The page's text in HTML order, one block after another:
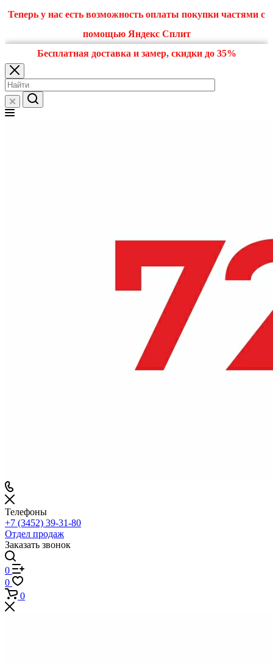
Теперь у нас есть возможность оплаты покупки частями с
помощью Яндекс Сплит
Бесплатная доставка и замер, скидки до 35%
Телефоны
+7 (3452) 39-31-80
Отдел продаж
Заказать звонок
0
0
0